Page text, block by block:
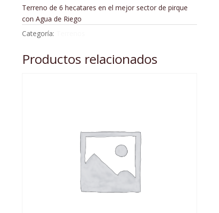
Terreno de 6 hecatares en el mejor sector de pirque
con Agua de Riego
Categoría:
Productos relacionados